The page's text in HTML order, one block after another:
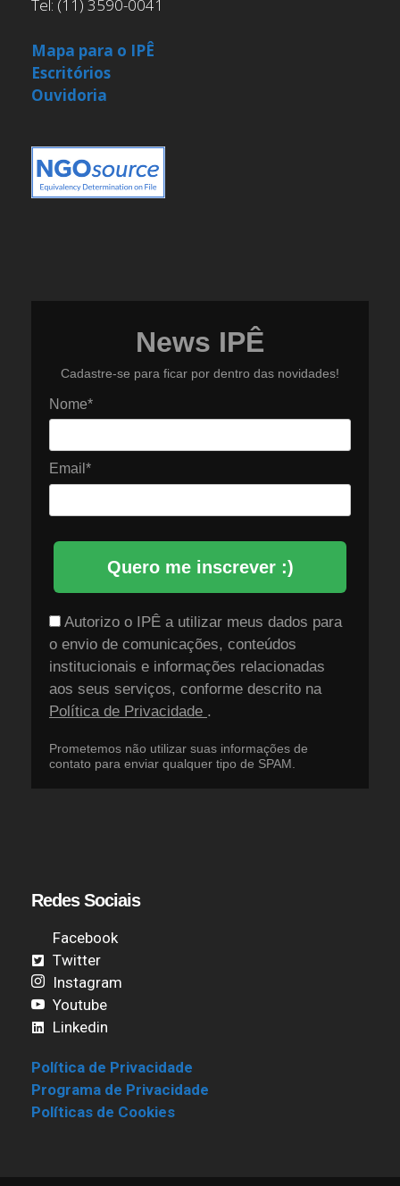
Tel: (11) 3590-0041
Mapa para o IPÊ
Escritórios
Ouvidoria
News IPÊ
Cadastre-se para ficar por dentro das novidades!
Nome*
Email*
Quero me inscrever :)
Autorizo o IPÊ a utilizar meus dados para
o envio de comunicações, conteúdos
institucionais e informações relacionadas
aos seus serviços, conforme descrito na
Política de Privacidade .
Prometemos não utilizar suas informações de
contato para enviar qualquer tipo de SPAM.
Redes Sociais
Facebook
Twitter
Instagram
Youtube
Linkedin
Política de Privacidade
Programa de Privacidade
Políticas de Cookies